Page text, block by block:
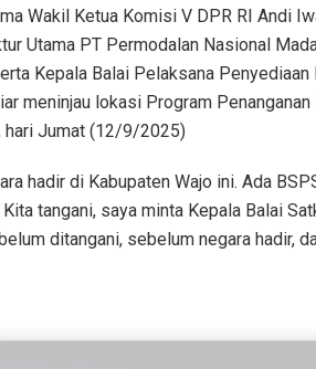
Wakil Ketua Komisi V DPR RI Andi
Utama PT Permodalan Nasional
Kepala Balai Pelaksana
meninjau lokasi Program
hari Jumat (12/9/2025)
hadir di Kabupaten Wajo ini. Ada
tangani, saya minta Kepala Balai
ditangani, sebelum negara hadir,